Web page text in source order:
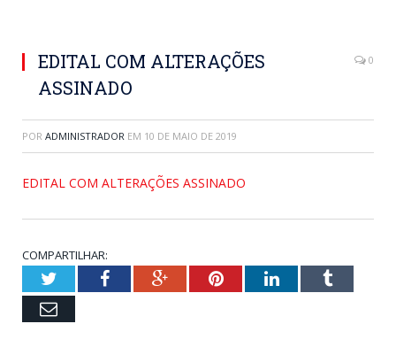
EDITAL COM ALTERAÇÕES
ASSINADO
0
POR ADMINISTRADOR EM 10 DE MAIO DE 2019
EDITAL COM ALTERAÇÕES ASSINADO
COMPARTILHAR:
TwitterFacebookGoogle+PinterestLinkedInTumblr
Email